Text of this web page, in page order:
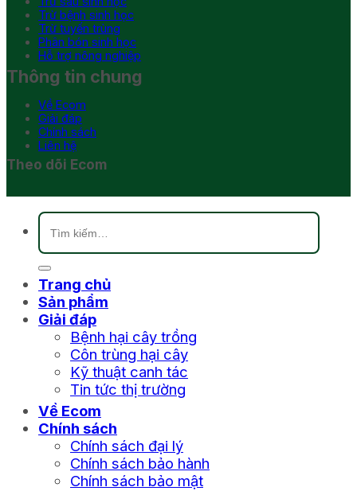
Trừ bệnh sinh học
Trừ tuyến trùng
Phân bón sinh học
Hỗ trợ nông nghiệp
Thông tin chung
Về Ecom
Giải đáp
Chính sách
Liên hệ
Theo dõi Ecom
Tìm
kiếm:
Trang chủ
Sản phẩm
Giải đáp
Bệnh hại cây trồng
Côn trùng hại cây
Kỹ thuật canh tác
Tin tức thị trường
Về Ecom
Chính sách
Chính sách đại lý
Chính sách bảo hành
Chính sách bảo mật